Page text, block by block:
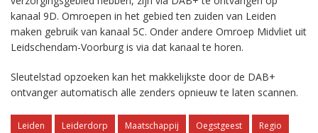
kanaal 9D. Omroepen in het gebied ten zuiden van Leiden
maken gebruik van kanaal 5C. Onder andere Omroep Midvliet uit
Leidschendam-Voorburg is via dat kanaal te horen.
Sleutelstad opzoeken kan het makkelijkste door de DAB+
ontvanger automatisch alle zenders opnieuw te laten scannen.
Leiden Leiderdorp Maatschappij Oegstgeest
Regio